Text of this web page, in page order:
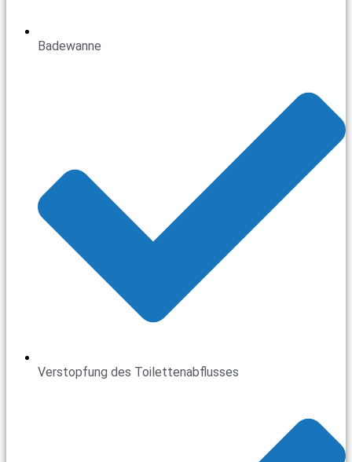
Badewanne
Verstopfung des Toilettenabflusses